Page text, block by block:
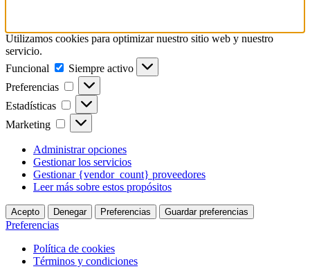
Utilizamos cookies para optimizar nuestro sitio web y nuestro
servicio.
Funcional
Funcional
Siempre activo
Preferencias
Preferencias
Estadísticas Estadísticas
Marketing Marketing
Administrar opciones
Gestionar los servicios
Gestionar {vendor_count} proveedores
Leer más sobre estos propósitos
Acepto Denegar Preferencias Guardar preferencias
Preferencias
Política de cookies
Términos y condiciones